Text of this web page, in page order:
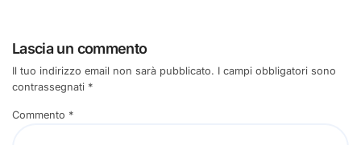
Lascia un commento
Il tuo indirizzo email non sarà pubblicato. I campi obbligatori sono
contrassegnati *
Commento *